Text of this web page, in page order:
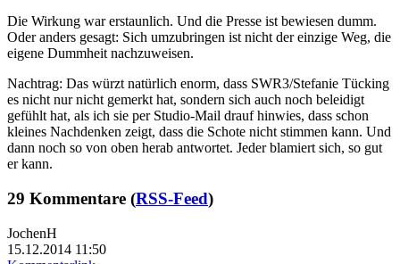
Die Wirkung war erstaunlich. Und die Presse ist bewiesen dumm.
Oder anders gesagt: Sich umzubringen ist nicht der einzige Weg, die
eigene Dummheit nachzuweisen.
Nachtrag: Das würzt natürlich enorm, dass SWR3/Stefanie Tücking
es nicht nur nicht gemerkt hat, sondern sich auch noch beleidigt
gefühlt hat, als ich sie per Studio-Mail drauf hinwies, dass schon
kleines Nachdenken zeigt, dass die Schote nicht stimmen kann. Und
dann noch so von oben herab antwortet. Jeder blamiert sich, so gut
er kann.
29 Kommentare (RSS-Feed)
JochenH
15.12.2014 11:50